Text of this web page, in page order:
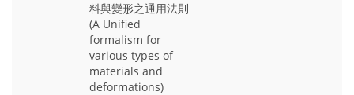
料與變形之通用法則
(A Unified
formalism for
various types of
materials and
deformations)